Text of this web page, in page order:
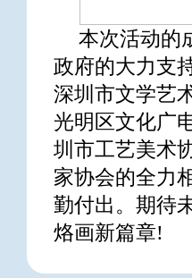
本次活动的
政府的大力支
深圳市文学艺
光明区文化广
圳市工艺美术
家协会的全力
勤付出。期待
烙画新篇章!